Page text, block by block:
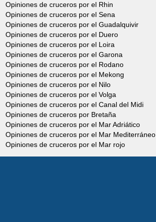
Opiniones de cruceros por el Rhin
Opiniones de cruceros por el Sena
Opiniones de cruceros por el Guadalquivir
Opiniones de cruceros por el Duero
Opiniones de cruceros por el Loira
Opiniones de cruceros por el Garona
Opiniones de cruceros por el Rodano
Opiniones de cruceros por el Mekong
Opiniones de cruceros por el Nilo
Opiniones de cruceros por el Volga
Opiniones de cruceros por el Canal del Midi
Opiniones de cruceros por Bretaña
Opiniones de cruceros por el Mar Adriático
Opiniones de cruceros por el Mar Mediterráneo
Opiniones de cruceros por el Mar rojo